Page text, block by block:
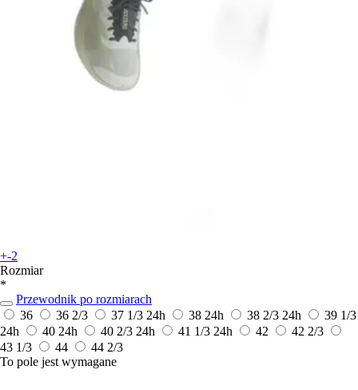
+-2
Rozmiar
*
Przewodnik po rozmiarach
36
36 2/3 37 1/3 24h 38 24h 38 2/3 24h
39 1/3
24h
40 24h 40 2/3 24h 41 1/3 24h 42
42 2/3
43 1/3
44
44 2/3
To pole jest wymagane